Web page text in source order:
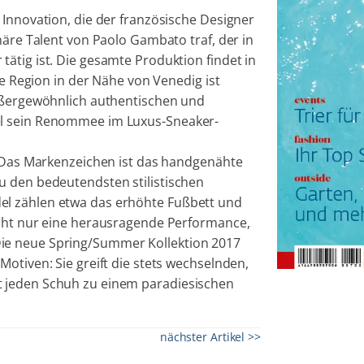
die der französische Designer
Talent von Paolo Gambato traf, der in
ist. Die gesamte Produktion findet in
in der Nähe von Venedig ist
authentischen und
Renommee im Luxus-Sneaker-
Markenzeichen ist das handgenähte
den bedeutendsten stilistischen
zählen etwa das erhöhte Fußbett und
nur eine herausragende Performance,
neue Spring/Summer Kollektion 2017
Sie greift die stets wechselnden,
Schuh zu einem paradiesischen
nächster Artikel >>